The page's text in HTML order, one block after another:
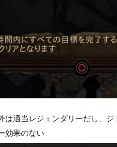
は適当レジェンダリーだし、ジ
効果のない